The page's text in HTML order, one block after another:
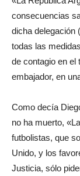
consecuencias
dicha delegación
todas las
de contagio en el
embajador, en
Como decía
no ha muerto,
futbolistas, que
Unido, y los
Justicia, sólo